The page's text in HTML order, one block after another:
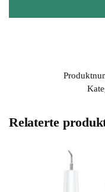
Relaterte